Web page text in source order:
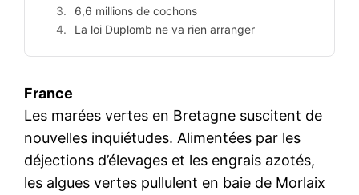
6,6 millions de cochons
La loi Duplomb ne va rien arranger
France
Les marées vertes en Bretagne suscitent de
nouvelles inquiétudes. Alimentées par les
déjections d’élevages et les engrais azotés,
les algues vertes pullulent en baie de Morlaix